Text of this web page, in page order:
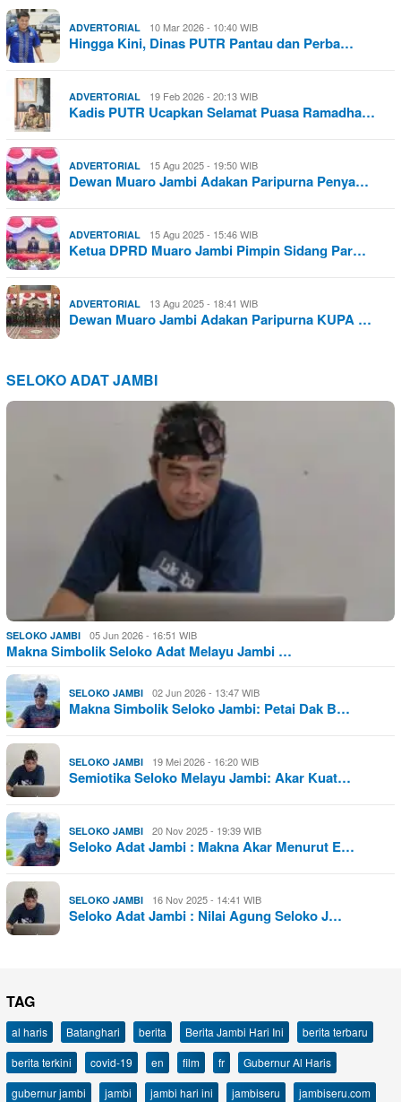
ADVERTORIAL 10 Mar 2026 - 10:40 WIB
Hingga Kini, Dinas PUTR Pantau dan Perba…
ADVERTORIAL 19 Feb 2026 - 20:13 WIB
Kadis PUTR Ucapkan Selamat Puasa Ramadha…
ADVERTORIAL 15 Agu 2025 - 19:50 WIB
Dewan Muaro Jambi Adakan Paripurna Penya…
ADVERTORIAL 15 Agu 2025 - 15:46 WIB
Ketua DPRD Muaro Jambi Pimpin Sidang Par…
ADVERTORIAL 13 Agu 2025 - 18:41 WIB
Dewan Muaro Jambi Adakan Paripurna KUPA …
SELOKO ADAT JAMBI
SELOKO JAMBI 05 Jun 2026 - 16:51 WIB
Makna Simbolik Seloko Adat Melayu Jambi …
SELOKO JAMBI 02 Jun 2026 - 13:47 WIB
Makna Simbolik Seloko Jambi: Petai Dak B…
SELOKO JAMBI 19 Mei 2026 - 16:20 WIB
Semiotika Seloko Melayu Jambi: Akar Kuat…
SELOKO JAMBI 20 Nov 2025 - 19:39 WIB
Seloko Adat Jambi : Makna Akar Menurut E…
SELOKO JAMBI 16 Nov 2025 - 14:41 WIB
Seloko Adat Jambi : Nilai Agung Seloko J…
TAG
al haris Batanghari berita Berita Jambi Hari Ini
berita terbaru
berita terkini
covid-19 en film fr
Gubernur Al Haris
gubernur jambi
jambi jambi hari ini jambiseru
jambiseru.com